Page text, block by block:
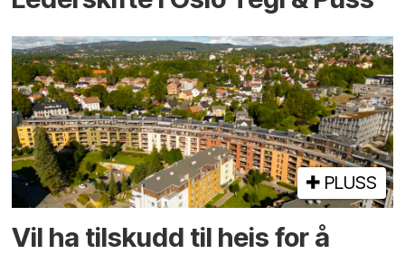
PLUSS
Vil ha tilskudd til heis for å